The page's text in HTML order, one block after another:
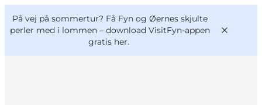
På vej på sommertur? Få Fyn og Øernes skjulte
perler med i lommen – download VisitFyn-appen
gratis her.
VisitFyn
Deutsch